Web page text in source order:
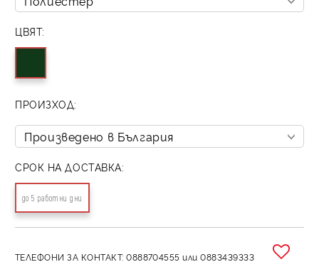
ЦВЯТ:
ПРОИЗХОД:
СРОК НА ДОСТАВКА:
до 5 работни дни
ТЕЛЕФОНИ ЗА КОНТАКТ: 0888704555 или 0883439333